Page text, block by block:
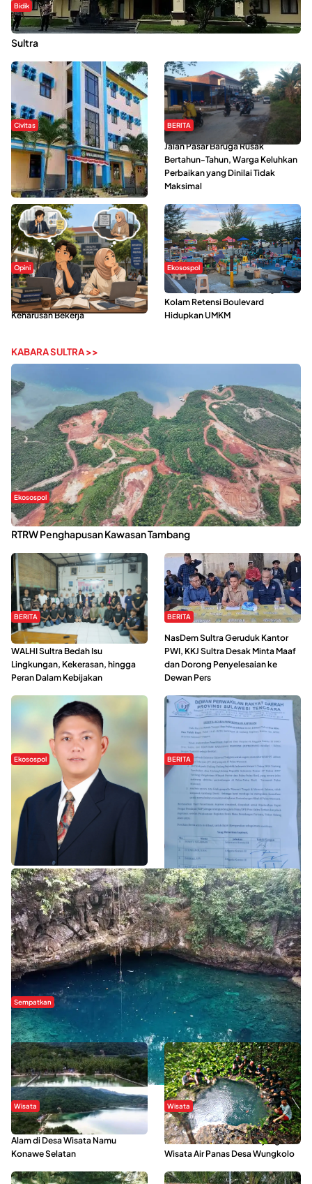
Bidik
Dugaan Kekerasan Seksual di UIN Kendari Dilaporkan ke Polda
Sultra
Civitas
Di Balik Kehidupan Ma’had Al-
Jami’ah UIN Kendari : Mahasiswa
Ceritakan Manfaat dan Tantangan
BERITA
Jalan Pasar Baruga Rusak
Bertahun-Tahun, Warga Keluhkan
Perbaikan yang Dinilai Tidak
Maksimal
Opini
Kerasnya Kehidupan Mahasiswa di
Tengah Gempuran Tugas dan
Keharusan Bekerja
Ekosospol
Ramainya Aktivitas Olahraga di
Kolam Retensi Boulevard
Hidupkan UMKM
KABARA SULTRA >>
Ekosospol
Kabaena Menanti Kepastian Pemulihan Lingkungan Usai Revisi
RTRW Penghapusan Kawasan Tambang
BERITA
Refleksi Gerakan Perempuan,
WALHI Sultra Bedah Isu
Lingkungan, Kekerasan, hingga
Peran Dalam Kebijakan
BERITA
NasDem Sultra Geruduk Kantor
PWI, KKJ Sultra Desak Minta Maaf
dan Dorong Penyelesaian ke
Dewan Pers
Ekosospol
Slogan Pemberdayaan Lokal
Dinilai Hanya Pemanis, Tokoh
Pemuda Wilalang Kritik Dominasi
Orang Luar
BERITA
Hipmawani Bersama DPRD Sultra
Sepakati RDP Perihal IUP
Pertambangan di Pulau Wawonii
WISATA SULTRA >>
Sempatkan
Danau Rebi-Rebi, Pesona Alam Tersembunyi di Morowali
Wisata
Menikmati Suasana Keindahan
Alam di Desa Wisata Namu
Konawe Selatan
Wisata
Sering Menjadi Tempat Refreshing
Mahasiswa KKN, Yuk Kunjungi
Wisata Air Panas Desa Wungkolo